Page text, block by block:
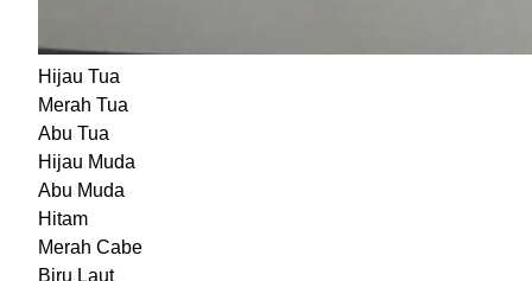
Hijau Tua
Merah Tua
Abu Tua
Hijau Muda
Abu Muda
Hitam
Merah Cabe
Biru Laut